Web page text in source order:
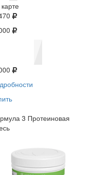
3 Протеиновая